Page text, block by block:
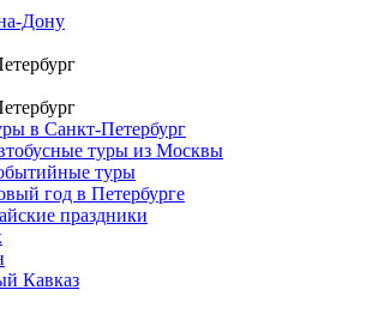
Дону
в Санкт-Петербург
туры из Москвы
туры
год в Петербурге
праздники
Кавказ